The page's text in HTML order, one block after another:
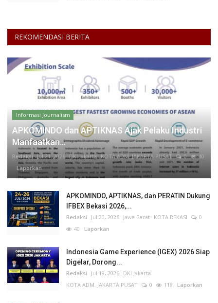
REKOMENDASI BERITA
Informasi Journalism
APKOMINDO dan APTIKNAS Ajak Pelaku Industri
Manfaatkan...
Redaksi Jul 21, 2026 DKI Jakarta KOTA ADM. JAKARTA PUSAT 0
40
Laporkan
APKOMINDO, APTIKNAS, dan PERATIN Dukung
IFBEX Bekasi 2026,...
Redaksi Jul 20, 2026 Jawa Barat KOTA BEKASI
0
40 Laporkan
Indonesia Game Experience (IGEX) 2026 Siap
Digelar, Dorong...
Redaksi Jul 19, 2026 DKI Jakarta
KOTA ADM. JAKARTA PUSAT
0 118 Laporkan